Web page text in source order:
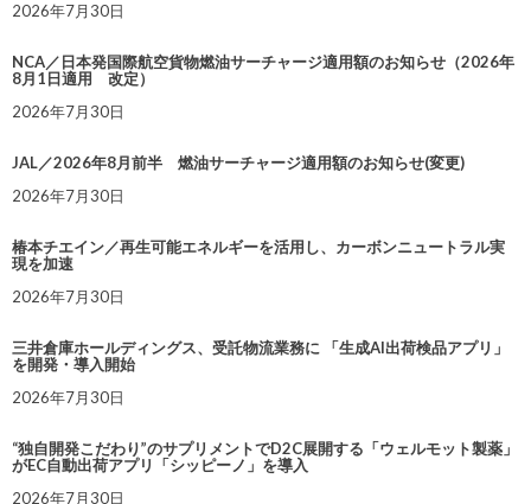
2026年7月30日
NCA／日本発国際航空貨物燃油サーチャージ適用額のお知らせ（2026年
8月1日適用 改定）
2026年7月30日
JAL／2026年8月前半 燃油サーチャージ適用額のお知らせ(変更)
2026年7月30日
椿本チエイン／再生可能エネルギーを活用し、カーボンニュートラル実
現を加速
2026年7月30日
三井倉庫ホールディングス、受託物流業務に 「生成AI出荷検品アプリ」
を開発・導入開始
2026年7月30日
“独自開発こだわり”のサプリメントでD2C展開する「ウェルモット製薬」
がEC自動出荷アプリ「シッピーノ」を導入
2026年7月30日